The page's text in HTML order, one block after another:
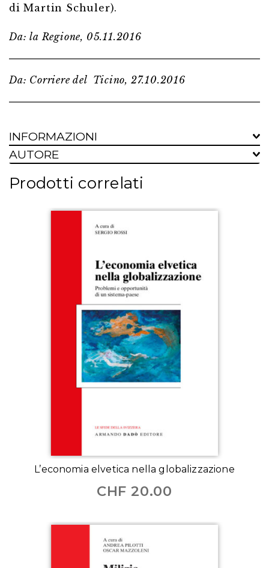
di Martin Schuler).
Da: la Regione, 05.11.2016
Da: Corriere del Ticino, 27.10.2016
INFORMAZIONI
AUTORE
Prodotti correlati
L’economia elvetica nella globalizzazione
CHF 20.00